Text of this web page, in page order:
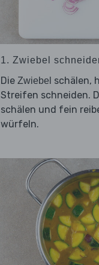
1. Zwiebel
Die Zwiebel schälen,
Streifen schneiden.
schälen und fein
würfeln.